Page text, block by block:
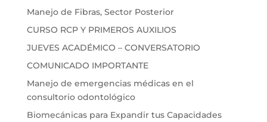
Manejo de Fibras, Sector Posterior
CURSO RCP Y PRIMEROS AUXILIOS
JUEVES ACADÉMICO – CONVERSATORIO
COMUNICADO IMPORTANTE
Manejo de emergencias médicas en el
consultorio odontológico
Biomecánicas para Expandir tus Capacidades